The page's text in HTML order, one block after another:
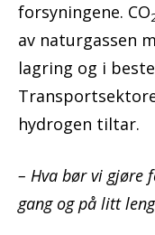
forsyningene. CO
av naturgassen
lagring og i
hydrogen tiltar.
– Hva bør vi gjøre
gang og på litt